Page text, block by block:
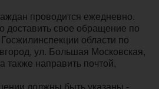
проводится ежедневно.
доставить свое обращение по
области по
ул. Большая Московская,
также направить почтой,